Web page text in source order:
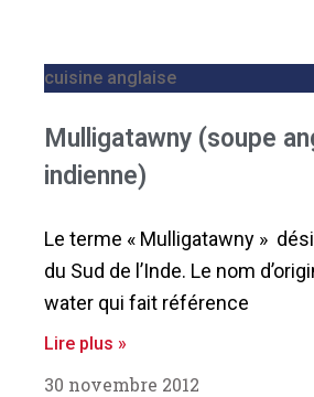
cuisine anglaise
Mulligatawny (soupe
indienne)
Le terme « Mulligatawny »
du Sud de l’Inde. Le nom
water qui fait référence
Lire plus »
30 novembre 2012